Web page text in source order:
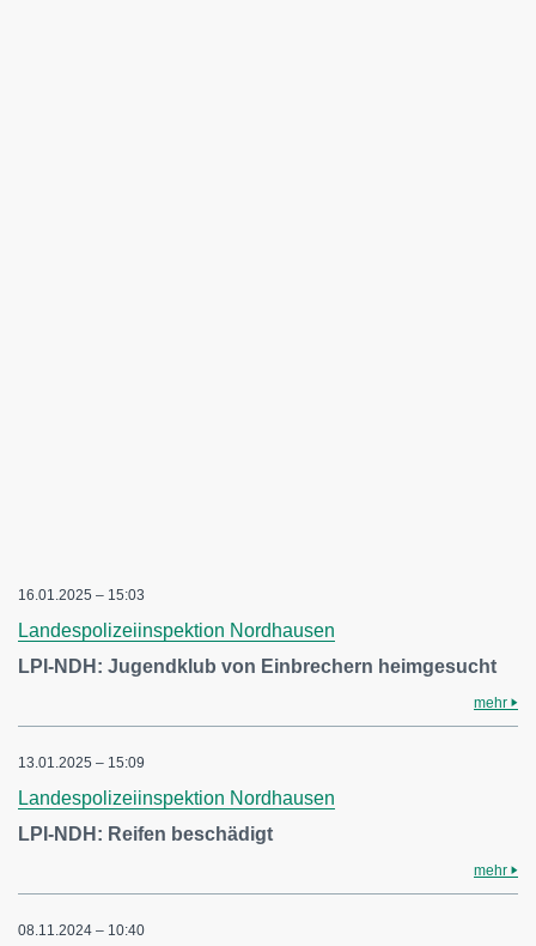
16.01.2025 – 15:03
Landespolizeiinspektion Nordhausen
LPI-NDH: Jugendklub von Einbrechern heimgesucht
mehr
13.01.2025 – 15:09
Landespolizeiinspektion Nordhausen
LPI-NDH: Reifen beschädigt
mehr
08.11.2024 – 10:40